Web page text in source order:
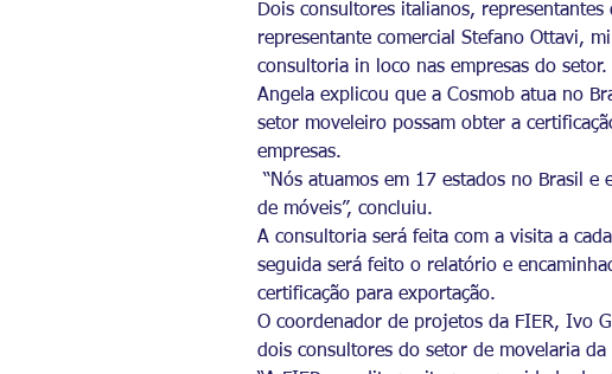
Dois consultores italianos,
representante comercial Stefano Ottavi,
consultoria in loco nas empresas do setor.
Angela explicou que a Cosmob atua no
setor moveleiro possam obter a
empresas.
“Nós atuamos em 17 estados no Brasil
de móveis”, concluiu.
A consultoria será feita com a visita a
seguida será feito o relatório e
certificação para exportação.
O coordenador de projetos da FIER, Ivo
dois consultores do setor de movelaria